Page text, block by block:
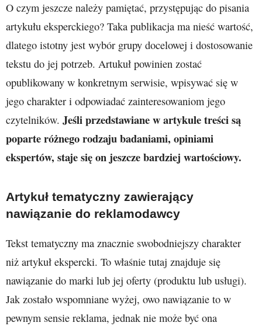
O czym jeszcze należy pamiętać, przystępując do pisania
artykułu eksperckiego? Taka publikacja ma nieść wartość,
dlatego istotny jest wybór grupy docelowej i dostosowanie
tekstu do jej potrzeb. Artukuł powinien zostać
opublikowany w konkretnym serwisie, wpisywać się w
jego charakter i odpowiadać zainteresowaniom jego
czytelników. Jeśli przedstawiane w artykule treści są
poparte różnego rodzaju badaniami, opiniami
ekspertów, staje się on jeszcze bardziej wartościowy.
Artykuł tematyczny zawierający
nawiązanie do reklamodawcy
Tekst tematyczny ma znacznie swobodniejszy charakter
niż artykuł ekspercki. To właśnie tutaj znajduje się
nawiązanie do marki lub jej oferty (produktu lub usługi).
Jak zostało wspomniane wyżej, owo nawiązanie to w
pewnym sensie reklama, jednak nie może być ona